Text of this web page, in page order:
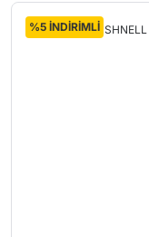
%5 İNDİRİMLİ